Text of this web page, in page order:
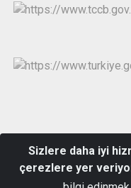
Yeni Mahalle
Telefon : (0324) 358
Sizlere daha iyi
çerezlere yer